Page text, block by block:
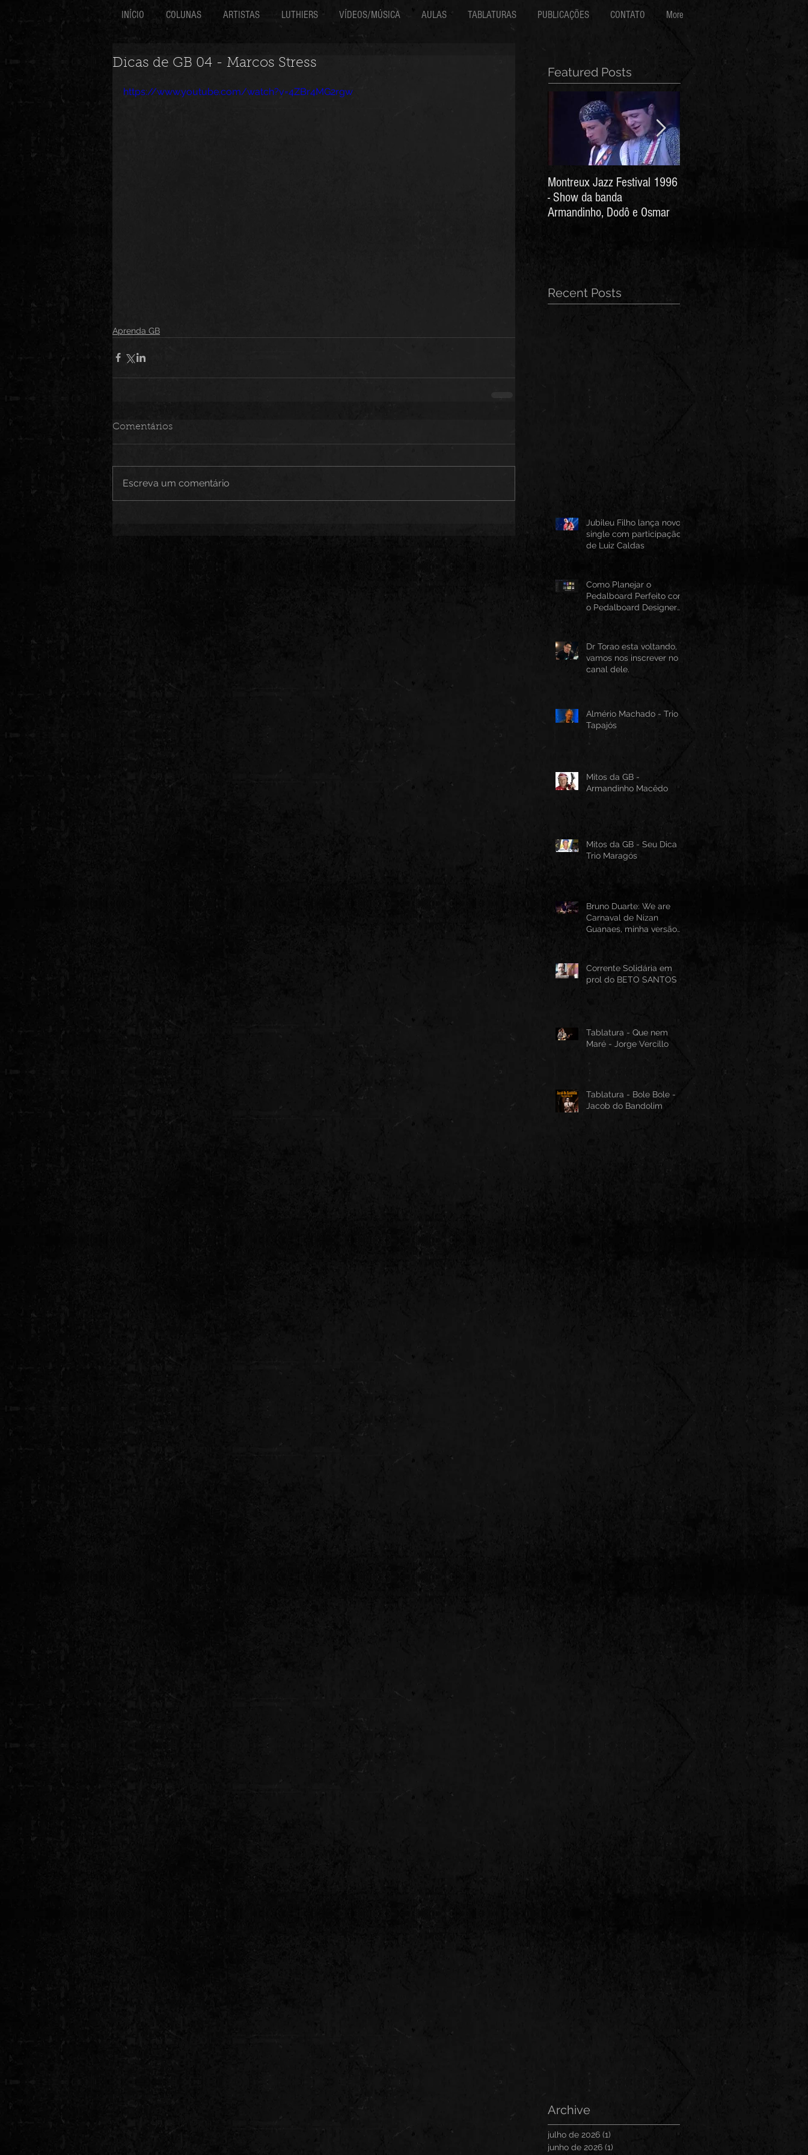
INÍCIO COLUNAS ARTISTAS LUTHIERS VÍDEOS/MÚSICA AULAS TABLATURAS PUBLICAÇÕES CONTATO More
Dicas de GB 04 - Marcos Stress
https://www.youtube.com/watch?v=4ZBr4MG2rgw
Aprenda GB
Comentários
Escreva um comentário
Featured Posts
Montreux Jazz Festival 1996
- Show da banda
Armandinho, Dodô e Osmar
Recent Posts
Jubileu Filho lança novo
single com participação
de Luiz Caldas
Como Planejar o
Pedalboard Perfeito com
o Pedalboard Designer
Dr Torao esta voltando,
vamos nos inscrever no
canal dele.
Almério Machado - Trio
Tapajós
Mitos da GB -
Armandinho Macêdo
Mitos da GB - Seu Dica -
Trio Maragós
Bruno Duarte: We are
Carnaval de Nizan
Guanaes, minha versão
Corrente Solidária em
prol do BETO SANTOS
Tablatura - Que nem
Maré - Jorge Vercillo
Tablatura - Bole Bole -
Jacob do Bandolim
Archive
julho de 2026 (1)
junho de 2026 (1)